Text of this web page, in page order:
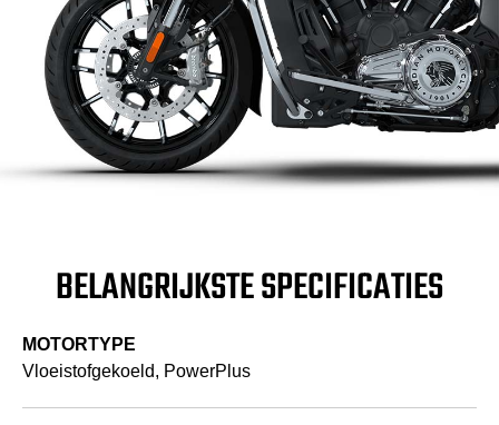
BELANGRIJKSTE SPECIFICATIES
MOTORTYPE
Vloeistofgekoeld, PowerPlus